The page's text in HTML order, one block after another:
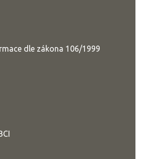
dle zákona 106/1999